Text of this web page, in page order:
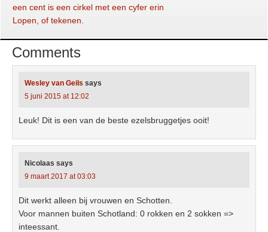
een cent is een cirkel met een cyfer erin
Lopen, of tekenen.
Comments
Wesley van Geils says
5 juni 2015 at 12:02
Leuk! Dit is een van de beste ezelsbruggetjes ooit!
Nicolaas says
9 maart 2017 at 03:03
Dit werkt alleen bij vrouwen en Schotten.
Voor mannen buiten Schotland: 0 rokken en 2 sokken =>
inteessant.